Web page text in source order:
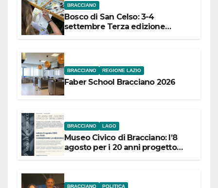
BRACCIANO
Bosco di San Celso: 3-4
settembre Terza edizione
BRACCIANO REGIONE LAZIO
Faber School Bracciano 2026
BRACCIANO LAGO
Museo Civico di Bracciano: l’8
agosto per i 20 anni progetto
BRACCIANO POLITICA